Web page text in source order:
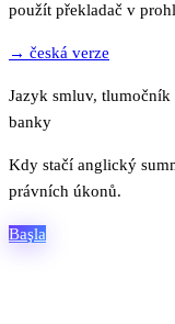
použít překladač v
→ česká verze
Jazyk smluv,
banky
Kdy stačí anglický
právních úkonů.
Başla